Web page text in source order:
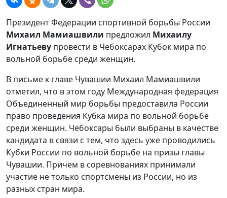
Президент Федерации спортивной борьбы России
Михаил Мамиашвили предложил Михаилу
Игнатьеву провести в Чебоксарах Кубок мира по
вольной борьбе среди женщин.
В письме к главе Чувашии Михаил Мамиашвили
отметил, что в этом году Международная федерация
Объединенный мир борьбы предоставила России
право проведения Кубка мира по вольной борьбе
среди женщин. Чебоксары были выбраны в качестве
кандидата в связи с тем, что здесь уже проводились
Кубки России по вольной борьбе на призы главы
Чувашии. Причем в соревнованиях принимали
участие не только спортсмены из России, но из
разных стран мира.